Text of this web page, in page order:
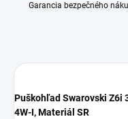
Garancia bezpečného
Puškohľad Swarovski Z6i
4W-I, Materiál SR